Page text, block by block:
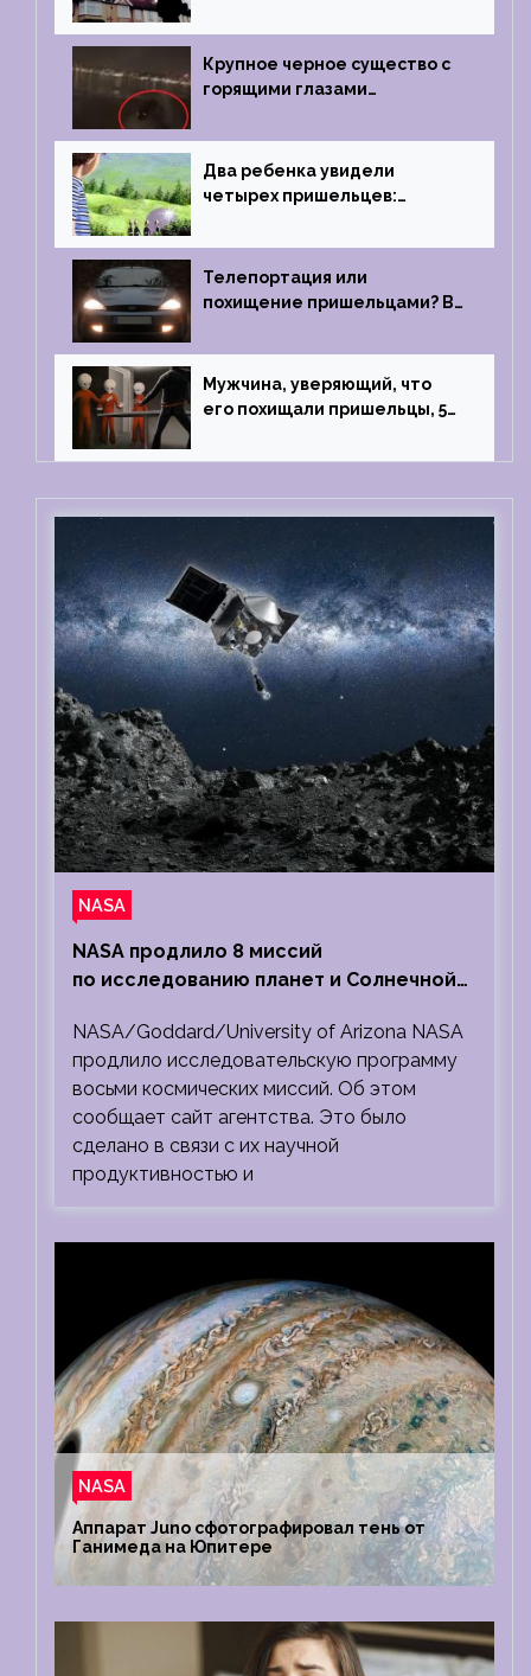
Крупное черное существо с
горящими глазами
Два ребенка увидели
четырех пришельцев:
1967 году
Телепортация или
похищение пришельцами? В
случай произошел с семьей
из Аргентины
Мужчина, уверяющий, что
его похищали пришельцы, 5
тест на детекторе лжи
NASA
NASA продлило 8 миссий
по исследованию планет и Солнечной
NASA/Goddard/University of Arizona NASA
продлило исследовательскую программу
восьми космических миссий. Об этом
сообщает сайт агентства. Это было
сделано в связи с их научной
продуктивностью и
NASA
Аппарат Juno сфотографировал тень от
Ганимеда на Юпитере